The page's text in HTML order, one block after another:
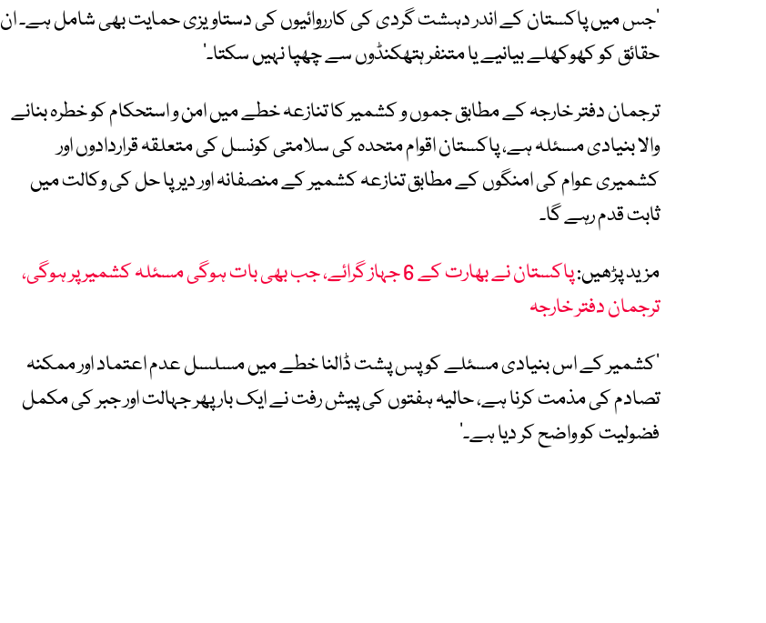
’جس میں پاکستان کے اندر دہشت گردی کی کارروائیوں کی دستاویزی حمایت بھی شامل ہے۔ ان
حقائق کو کھوکھلے بیانیے یا متنفر ہتھکنڈوں سے چھپا نہیں سکتا۔‘
ترجمان دفتر خارجہ کے مطابق جموں و کشمیر کا تنازعہ خطے میں امن و استحکام کو خطرہ بنانے
والا بنیادی مسئلہ ہے، پاکستان اقوام متحدہ کی سلامتی کونسل کی متعلقہ قراردادوں اور
کشمیری عوام کی امنگوں کے مطابق تنازعہ کشمیر کے منصفانہ اور دیرپا حل کی وکالت میں
ثابت قدم رہے گا۔
مزید پڑھیں:
پاکستان نے بھارت کے 6 جہاز گرائے، جب بھی بات ہوگی مسئلہ کشمیر پر ہوگی،
ترجمان دفتر خارجہ
’کشمیر کے اس بنیادی مسئلے کو پس پشت ڈالنا خطے میں مسلسل عدم اعتماد اور ممکنہ
تصادم کی مذمت کرنا ہے، حالیہ ہفتوں کی پیش رفت نے ایک بار پھر جہالت اور جبر کی مکمل
فضولیت کو واضح کر دیا ہے۔‘